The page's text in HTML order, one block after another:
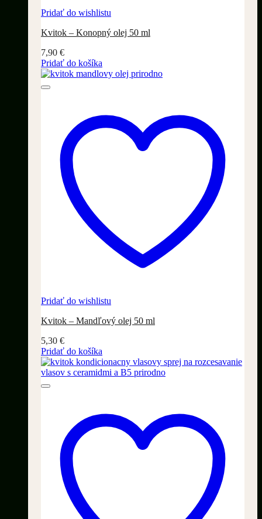
Pridať do wishlistu
Kvitok – Konopný olej 50 ml
7,90 €
Pridať do košíka
Pridať do wishlistu
Kvitok – Mandľový olej 50 ml
5,30 €
Pridať do košíka